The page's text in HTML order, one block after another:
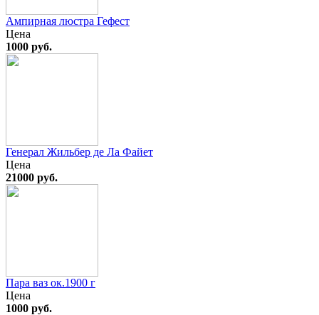
Ампирная люстра Гефест
Цена
1000 руб.
Генерал Жильбер де Ла Файет
Цена
21000 руб.
Пара ваз ок.1900 г
Цена
1000 руб.